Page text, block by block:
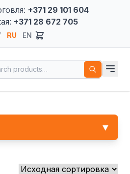
+371 29 101 604
+371 28 672 705
RU EN
for:
▼